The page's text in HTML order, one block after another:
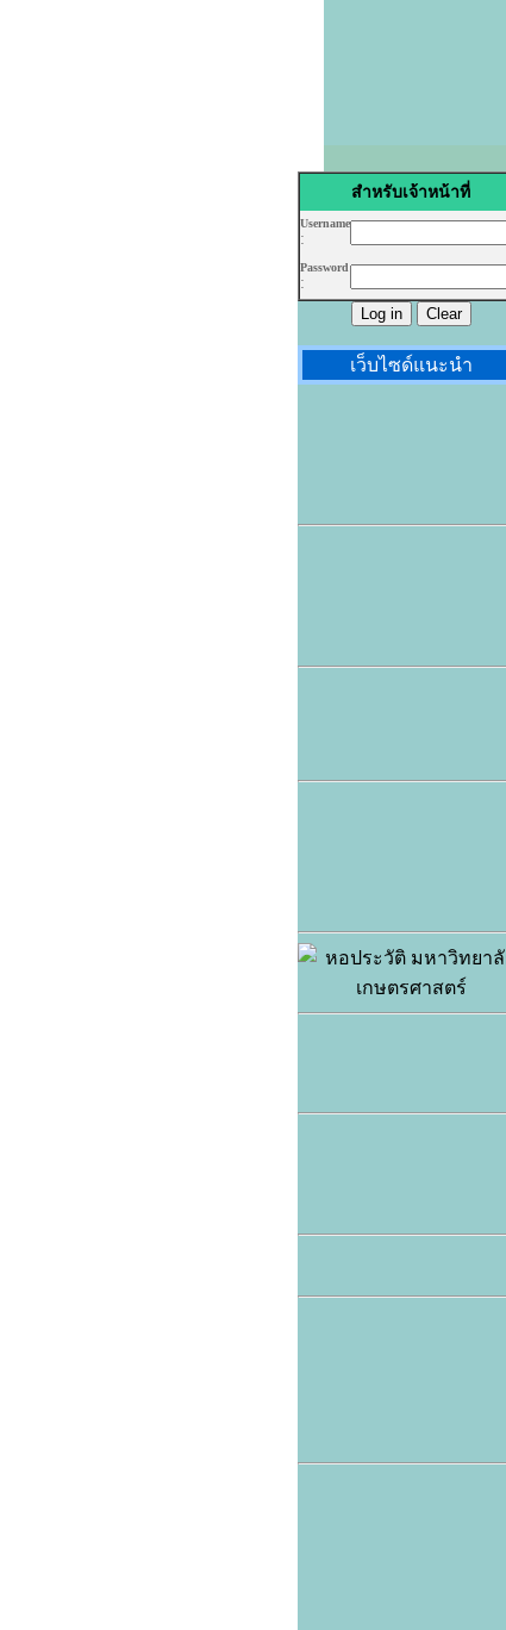
สำหรับเจ้าหน้าที่
Username
:
Password
:
เว็บไซด์แนะนำ